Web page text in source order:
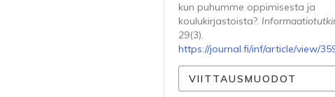
kun puhumme oppimisesta ja
koulukirjastoista?.
29(3).
https://journal.fi/inf/article/view/
VIITTAUSMUODOT